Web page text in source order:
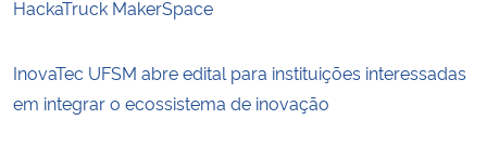
HackaTruck MakerSpace
InovaTec UFSM abre edital para instituições interessadas
em integrar o ecossistema de inovação